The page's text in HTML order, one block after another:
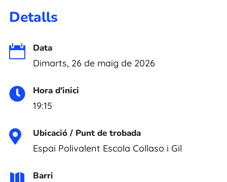
Detalls

Data
Dimarts, 26 de maig de 2026

Hora d'inici
19:15

Ubicació / Punt de trobada
Espai Polivalent Escola Collaso i Gil
Barri